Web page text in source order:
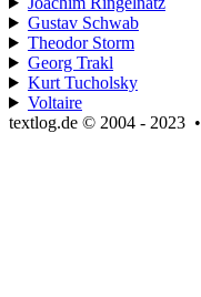
Gustav Schwab
Theodor Storm
Georg Trakl
Kurt Tucholsky
Voltaire
textlog.de © 2004 - 2023 •